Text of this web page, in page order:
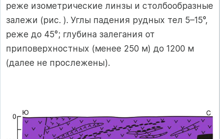
реже изометрические линзы и столбообразные
залежи (рис. ). Углы падения рудных тел 5–15°,
реже до 45°; глубина залегания от
приповерхностных (менее 250 м) до 1200 м
(далее не прослежены).